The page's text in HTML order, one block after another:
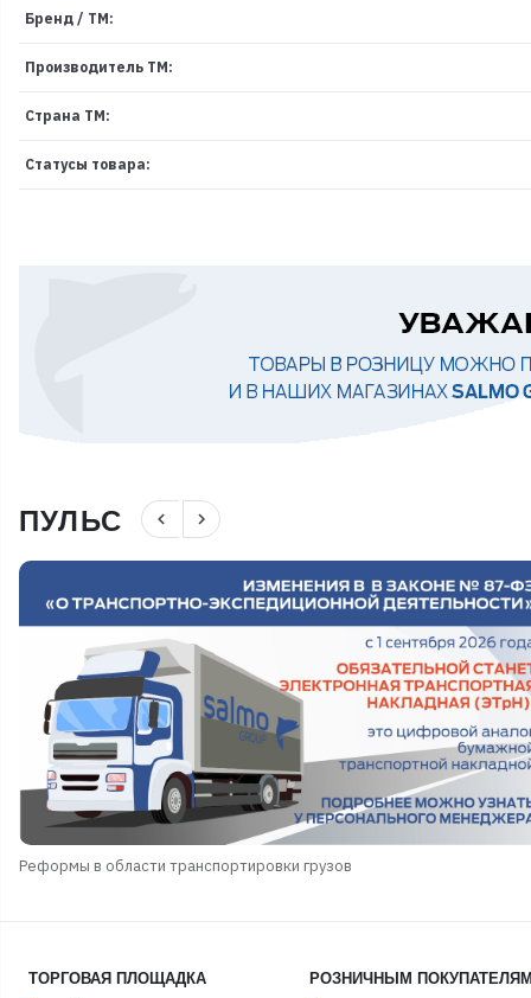
Бренд / ТМ:
Производитель ТМ:
Страна ТМ:
Статусы товара:
ПУЛЬС navigate_before navigate_next
Реформы в области транспортировки грузов
ТОРГОВАЯ ПЛОЩАДКА РОЗНИЧНЫМ